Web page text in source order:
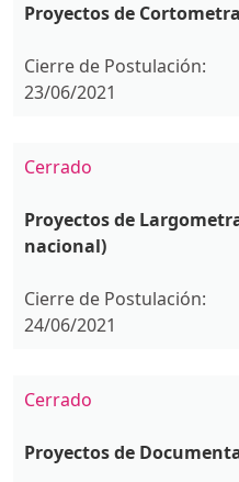
Proyectos de
Cierre de Postulación:
23/06/2021
Cerrado
Proyectos de
nacional)
Cierre de Postulación:
24/06/2021
Cerrado
Proyectos de